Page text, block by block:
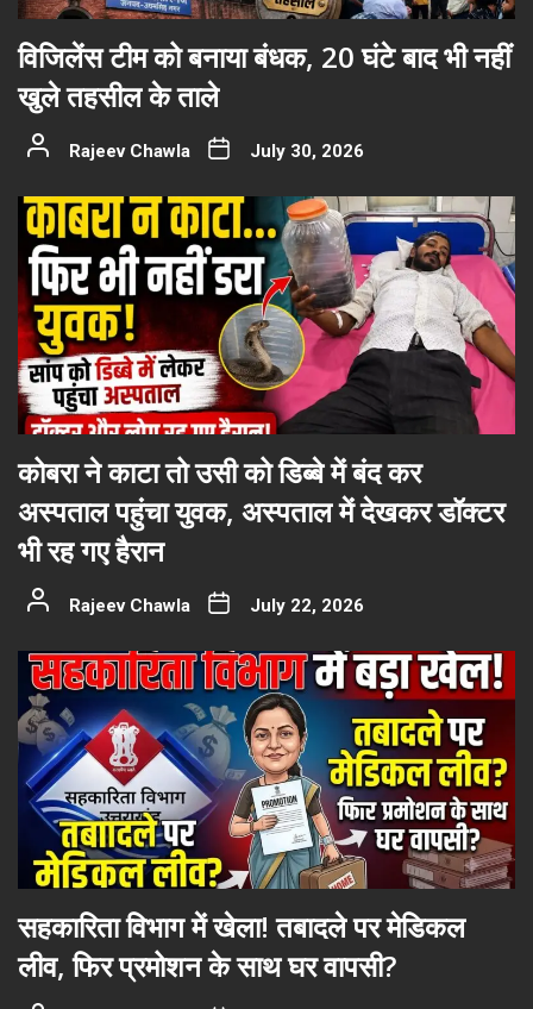
विजिलेंस टीम को बनाया बंधक, 20 घंटे बाद भी नहीं
खुले तहसील के ताले
Rajeev Chawla July 30, 2026
कोबरा ने काटा तो उसी को डिब्बे में बंद कर
अस्पताल पहुंचा युवक, अस्पताल में देखकर डॉक्टर
भी रह गए हैरान
Rajeev Chawla July 22, 2026
सहकारिता विभाग में खेला! तबादले पर मेडिकल
लीव, फिर प्रमोशन के साथ घर वापसी?